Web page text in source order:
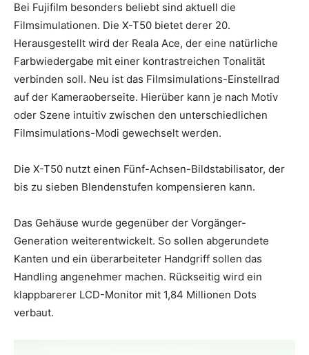
Bei Fujifilm besonders beliebt sind aktuell die
Filmsimulationen. Die X-T50 bietet derer 20.
Herausgestellt wird der Reala Ace, der eine natürliche
Farbwiedergabe mit einer kontrastreichen Tonalität
verbinden soll. Neu ist das Filmsimulations-Einstellrad
auf der Kameraoberseite. Hierüber kann je nach Motiv
oder Szene intuitiv zwischen den unterschiedlichen
Filmsimulations-Modi gewechselt werden.
Die X-T50 nutzt einen Fünf-Achsen-Bildstabilisator, der
bis zu sieben Blendenstufen kompensieren kann.
Das Gehäuse wurde gegenüber der Vorgänger-
Generation weiterentwickelt. So sollen abgerundete
Kanten und ein überarbeiteter Handgriff sollen das
Handling angenehmer machen. Rückseitig wird ein
klappbarerer LCD-Monitor mit 1,84 Millionen Dots
verbaut.